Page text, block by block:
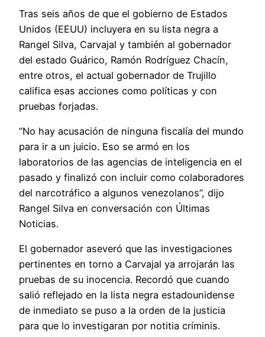
Tras seis años de que el gobierno de Estados
Unidos (EEUU) incluyera en su lista negra a
Rangel Silva, Carvajal y también al gobernador
del estado Guárico, Ramón Rodríguez Chacín,
entre otros, el actual gobernador de Trujillo
califica esas acciones como políticas y con
pruebas forjadas.
“No hay acusación de ninguna fiscalía del mundo
para ir a un juicio. Eso se armó en los
laboratorios de las agencias de inteligencia en el
pasado y finalizó con incluir como colaboradores
del narcotráfico a algunos venezolanos”, dijo
Rangel Silva en conversación con Últimas
Noticias.
El gobernador aseveró que las investigaciones
pertinentes en torno a Carvajal ya arrojarán las
pruebas de su inocencia. Recordó que cuando
salió reflejado en la lista negra estadounidense
de inmediato se puso a la orden de la justicia
para que lo investigaran por notitia críminis.